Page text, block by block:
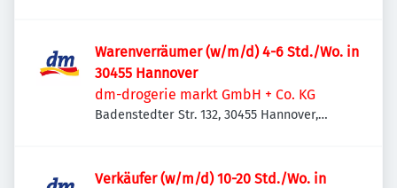
Warenverräumer (w/m/d) 4-6 Std./Wo. in
30455 Hannover
dm-drogerie markt GmbH + Co. KG
Badenstedter Str. 132, 30455 Hannover,
Verkäufer (w/m/d) 10-20 Std./Wo. in